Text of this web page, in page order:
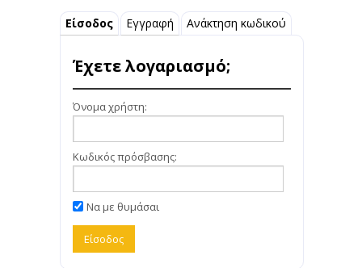
Είσοδος Εγγραφή Ανάκτηση κωδικού
Έχετε λογαριασμό;
Όνομα χρήστη:
Κωδικός πρόσβασης:
Να με θυμάσαι